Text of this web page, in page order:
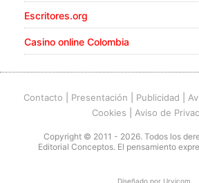
Escritores.org
Casino online Colombia
Contacto Presentación Publicidad
Cookies
Aviso de
Copyright © 2011 - 2026. Todos los
Editorial Conceptos. El pensamiento
Diseñado por Urvicom